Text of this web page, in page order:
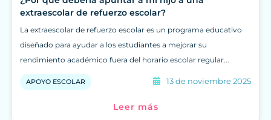
extraescolar de refuerzo escolar?
La extraescolar de refuerzo escolar es un programa educativo
diseñado para ayudar a los estudiantes a mejorar su
rendimiento académico fuera del horario escolar regular...
APOYO ESCOLAR 13 de noviembre 2025
Leer más